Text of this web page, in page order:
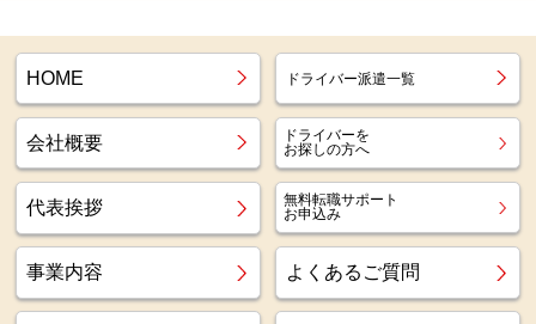
HOME ドライバー派遣一覧
会社概要
ドライバーを
お探しの方へ
代表挨拶
無料転職サポート
お申込み
事業内容 よくあるご質問